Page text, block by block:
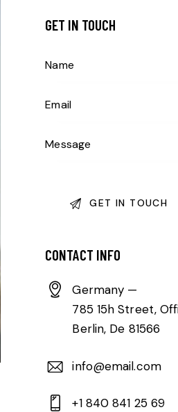
GET IN TOUCH
CONTACT INFO
Germany —
785 15h Street,
Berlin, De 81566
info@email.com
+1 840 841 25 69